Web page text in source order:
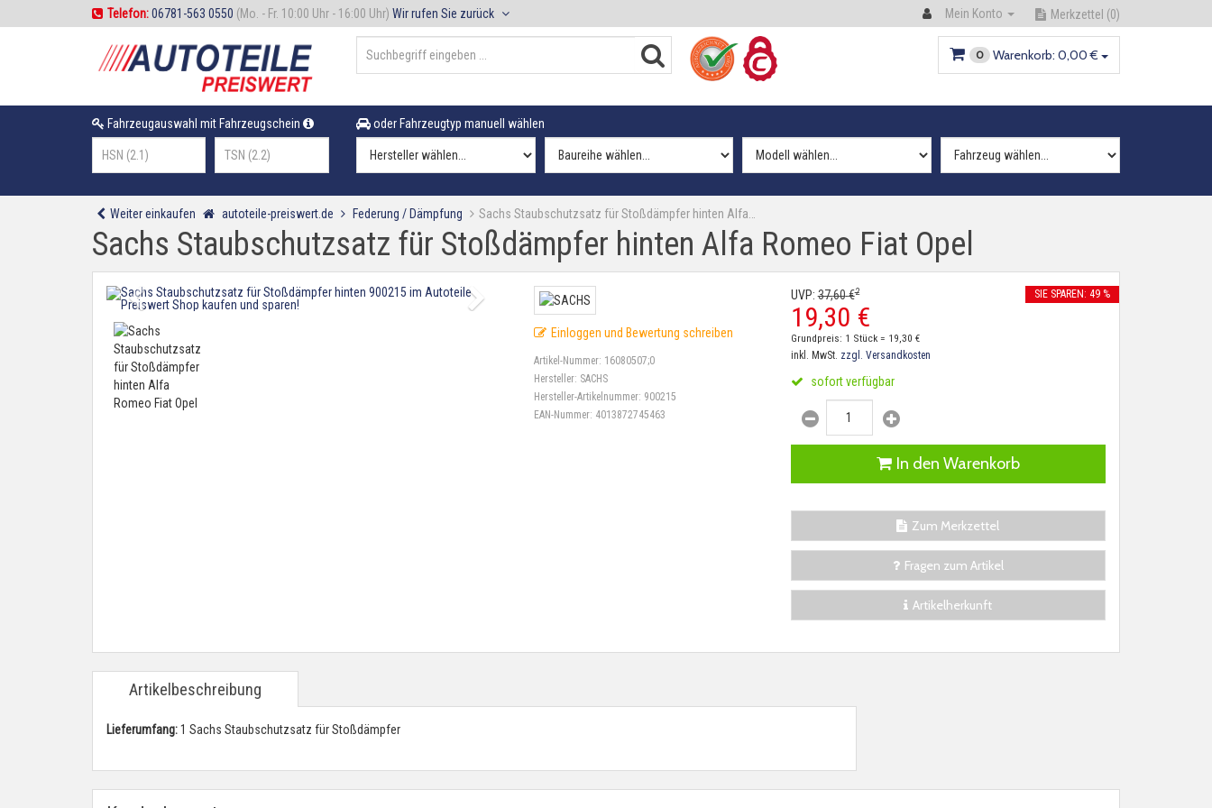
Telefon:06781-563 0550 (Mo. - Fr. 10:00 Uhr - 16:00 Uhr) Wir rufen Sie zurück Mein Konto Merkzettel (0)
0 Warenkorb: 0,00 €
Fahrzeugauswahl mit Fahrzeugschein oder Fahrzeugtyp manuell wählen
Weiter einkaufen autoteile-preiswert.de Federung / Dämpfung Sachs Staubschutzsatz für Stoßdämpfer hinten Alfa…
Sachs Staubschutzsatz für Stoßdämpfer hinten Alfa Romeo Fiat Opel
Einloggen und Bewertung schreiben
Artikel-Nummer: 16080507;0
Hersteller: SACHS
Hersteller-Artikelnummer: 900215
EAN-Nummer: 4013872745463
UVP:37,60€2
19,30 €
SIE SPAREN: 49 %
Grundpreis: 1 Stück = 19,30 €
inkl. MwSt. zzgl. Versandkosten
sofort verfügbar
In den Warenkorb
Zum Merkzettel
Fragen zum Artikel
Artikelherkunft
Artikelbeschreibung
Lieferumfang:1 Sachs Staubschutzsatz für Stoßdämpfer